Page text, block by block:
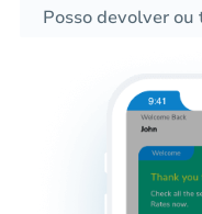
Posso devolver